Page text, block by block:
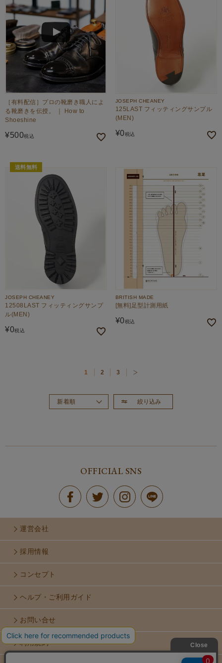
［有料配信］プロの靴磨き職人によ
る靴磨きを伝授。 ｜ How to
Shoeshine
¥500税込
JOSEPH CHEANEY
125LAST フィッティングサンプル
(MEN)
¥0税込
送料無料
JOSEPH CHEANEY
12508LAST フィッティングサンプ
ル(MEN)
¥0税込
BRITISH MADE
[無料]足型計測用紙
¥0税込
絞り込み
新着順
1 2 3
OFFICIAL SNS
運営会社
採用情報
コンセプト
ヘルプ・ご利用ガイド
お問い合せ
利用規約